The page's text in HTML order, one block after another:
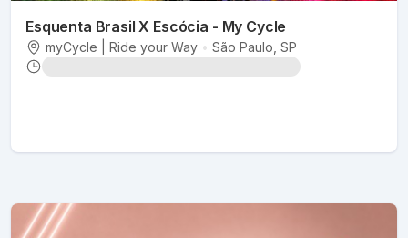
Esquenta Brasil X Escócia - My Cycle
myCycle | Ride your Way • São Paulo , SP